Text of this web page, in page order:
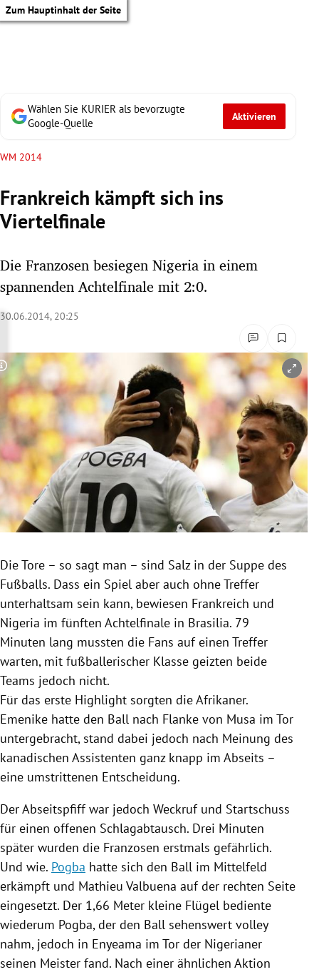
Zum Hauptinhalt der Seite
Untermenü
Untermenü
Untermenü
Untermenü
Untermenü
Untermenü
Untermenü
Wählen Sie KURIER als bevorzugte
Google-Quelle
Aktivieren
WM 2014
Frankreich kämpft sich ins
Viertelfinale
Die Franzosen besiegen Nigeria in einem
spannenden Achtelfinale mit 2:0.
30.06.2014, 20:25
Copyright-Hinweis öffnen/schließen
Die Tore – so sagt man – sind Salz in der Suppe des
Fußballs. Dass ein Spiel aber auch ohne Treffer
unterhaltsam sein kann, bewiesen Frankreich und
Nigeria im fünften Achtelfinale in Brasilia. 79
Minuten lang mussten die Fans auf einen Treffer
warten, mit fußballerischer Klasse geizten beide
Teams jedoch nicht.
Für das erste Highlight sorgten die Afrikaner.
Emenike hatte den Ball nach Flanke von Musa im Tor
untergebracht, stand dabei jedoch nach Meinung des
kanadischen Assistenten ganz knapp im Abseits –
eine umstrittenen Entscheidung.
Der Abseitspfiff war jedoch Weckruf und Startschuss
für einen offenen Schlagabtausch. Drei Minuten
später wurden die Franzosen erstmals gefährlich.
Und wie. Pogba hatte sich den Ball im Mittelfeld
erkämpft und Mathieu Valbuena auf der rechten Seite
eingesetzt. Der 1,66 Meter kleine Flügel bediente
wiederum Pogba, der den Ball sehenswert volley
nahm, jedoch in Enyeama im Tor der Nigerianer
seinen Meister fand. Nach einer ähnlichen Aktion